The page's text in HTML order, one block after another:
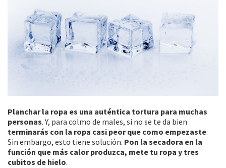
Planchar la ropa es una auténtica tortura para muchas
personas. Y, para colmo de males, si no se te da bien
terminarás con la ropa casi peor que como empezaste.
Sin embargo, esto tiene solución. Pon la secadora en la
función que más calor produzca, mete tu ropa y tres
cubitos de hielo.